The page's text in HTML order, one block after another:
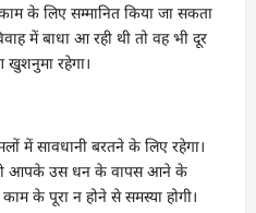
के लिए सम्मानित किया जा सकता
में बाधा आ रही थी तो वह भी दूर
खुशनुमा रहेगा।
में सावधानी बरतने के लिए रहेगा।
आपके उस धन के वापस आने के
के पूरा न होने से समस्या होगी।